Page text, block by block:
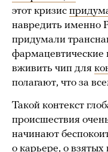
этот кризис
навредить именно
придумали
вживить чип для
полагают, что за
Такой контекст
происшествия
начинают
о карьере, о взятых